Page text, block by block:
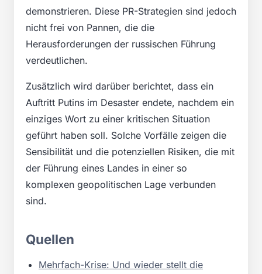
demonstrieren. Diese PR-Strategien sind jedoch
nicht frei von Pannen, die die
Herausforderungen der russischen Führung
verdeutlichen.
Zusätzlich wird darüber berichtet, dass ein
Auftritt Putins im Desaster endete, nachdem ein
einziges Wort zu einer kritischen Situation
geführt haben soll. Solche Vorfälle zeigen die
Sensibilität und die potenziellen Risiken, die mit
der Führung eines Landes in einer so
komplexen geopolitischen Lage verbunden
sind.
Quellen
Mehrfach-Krise: Und wieder stellt die